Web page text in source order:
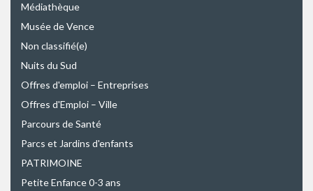
Médiathèque
Musée de Vence
Non classifié(e)
Nuits du Sud
Offres d'emploi – Entreprises
Offres d'Emploi – Ville
Parcours de Santé
Parcs et Jardins d'enfants
PATRIMOINE
Petite Enfance 0-3 ans